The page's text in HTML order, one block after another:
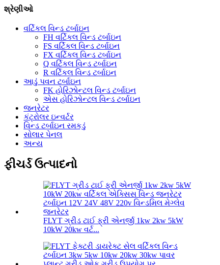
શ્રેણીઓ
વર્ટિકલ વિન્ડ ટર્બાઇન
FH વર્ટિકલ વિન્ડ ટર્બાઇન
FS વર્ટિકલ વિન્ડ ટર્બાઇન
FX વર્ટિકલ વિન્ડ ટર્બાઇન
Q વર્ટિકલ વિન્ડ ટર્બાઇન
R વર્ટિકલ વિન્ડ ટર્બાઇન
આડું પવન ટર્બાઇન
FK હોરિઝોન્ટલ વિન્ડ ટર્બાઇન
એસ હોરિઝોન્ટલ વિન્ડ ટર્બાઇન
જનરેટર
કંટ્રોલર ઇન્વર્ટર
વિન્ડ ટર્બાઇન રમકડું
સોલાર પેનલ
અન્ય
ફીચર્ડ ઉત્પાદનો
FLYT ગ્રીડ ટાઈ ફ્રી એનર્જી 1kw 2kw 5kW
10kW 20kw વર્ટ...